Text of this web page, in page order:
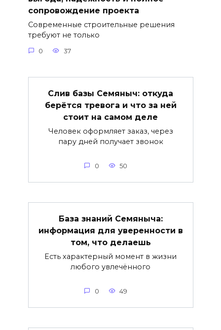
сопровождение проекта
Современные строительные решения
требуют не только
0 37
Слив базы Семяныч: откуда
берётся тревога и что за ней
стоит на самом деле
Человек оформляет заказ, через
пару дней получает звонок
0 50
База знаний Семяныча:
информация для уверенности в
том, что делаешь
Есть характерный момент в жизни
любого увлечённого
0 49